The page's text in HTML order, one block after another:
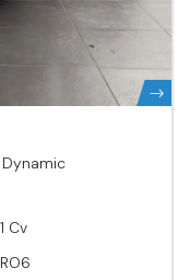
Cv